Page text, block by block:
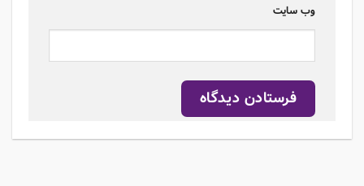
وب‌ سایت